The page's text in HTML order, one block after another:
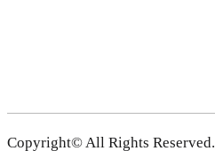
Copyright© All Rights Reserved.